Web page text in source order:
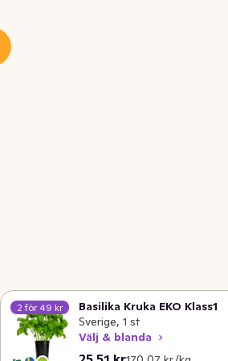
2 för 49 kr
Basilika Kruka EKO Klass1
Sverige, 1 st
Välj & blanda
Nuvarande pris är: 25,51 kr
Styckpris: 170,07 kr /kg